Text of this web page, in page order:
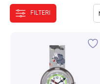
FILTERI